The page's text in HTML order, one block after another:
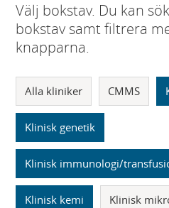
Välj bokstav. Du kan
bokstav samt filtrera
knapparna.
Alla kliniker CMMS
Klinisk genetik
Klinisk immunologi/
Klinisk kemi Klinisk